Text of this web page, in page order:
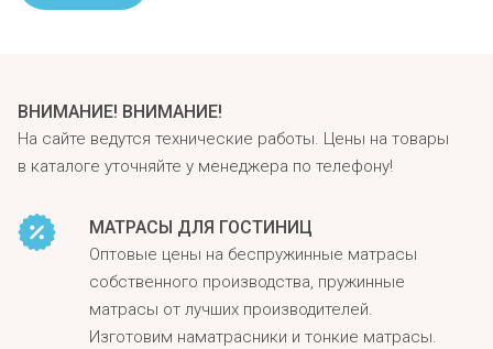
ВНИМАНИЕ! ВНИМАНИЕ!
На сайте ведутся технические работы. Цены на товары
в каталоге уточняйте у менеджера по телефону!
МАТРАСЫ ДЛЯ ГОСТИНИЦ
Оптовые цены на беспружинные матрасы
собственного производства, пружинные
матрасы от лучших производителей.
Изготовим наматрасники и тонкие матрасы.